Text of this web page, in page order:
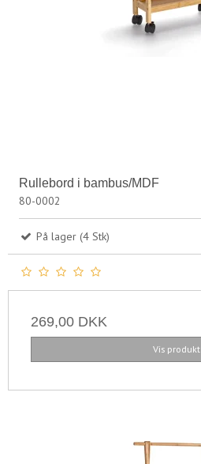
Rullebord i bambus/MDF
80-0002
På lager (4 Stk)
269,00 DKK
Vis produkt